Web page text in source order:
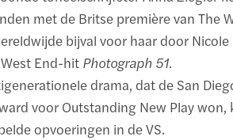
met de Britse première van The
bijval voor haar door
End-hit Photograph 51.
drama, dat de San
voor Outstanding New Play won,
opvoeringen in de VS.